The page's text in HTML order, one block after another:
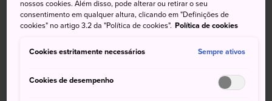
povo Jomon no norte do Japão
Patrimônio Mundial
Nos 17 sítios arqueológicos do povo Jomon, datados de
nossos cookies. Além disso, pode alterar ou retirar o seu
consentimento em qualquer altura, clicando em "Definições de
cookies" no artigo 3.2 da "Política de cookies". Política de cookies
Cookies estritamente necessários Sempre ativos
Cookies de desempenho